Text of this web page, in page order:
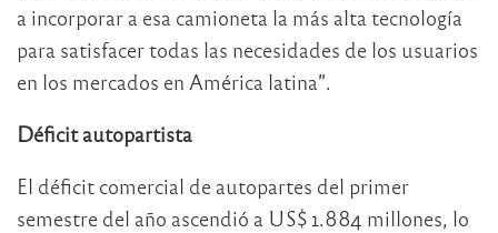
a incorporar a esa camioneta la más alta tecnología
para satisfacer todas las necesidades de los usuarios
en los mercados en América latina”.
Déficit autopartista
El déficit comercial de autopartes del primer
semestre del año ascendió a US$ 1.884 millones, lo